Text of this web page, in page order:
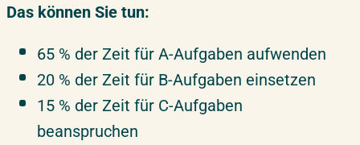
Das können Sie tun:
65 % der Zeit für A-Aufgaben aufwenden
20 % der Zeit für B-Aufgaben einsetzen
15 % der Zeit für C-Aufgaben
beanspruchen